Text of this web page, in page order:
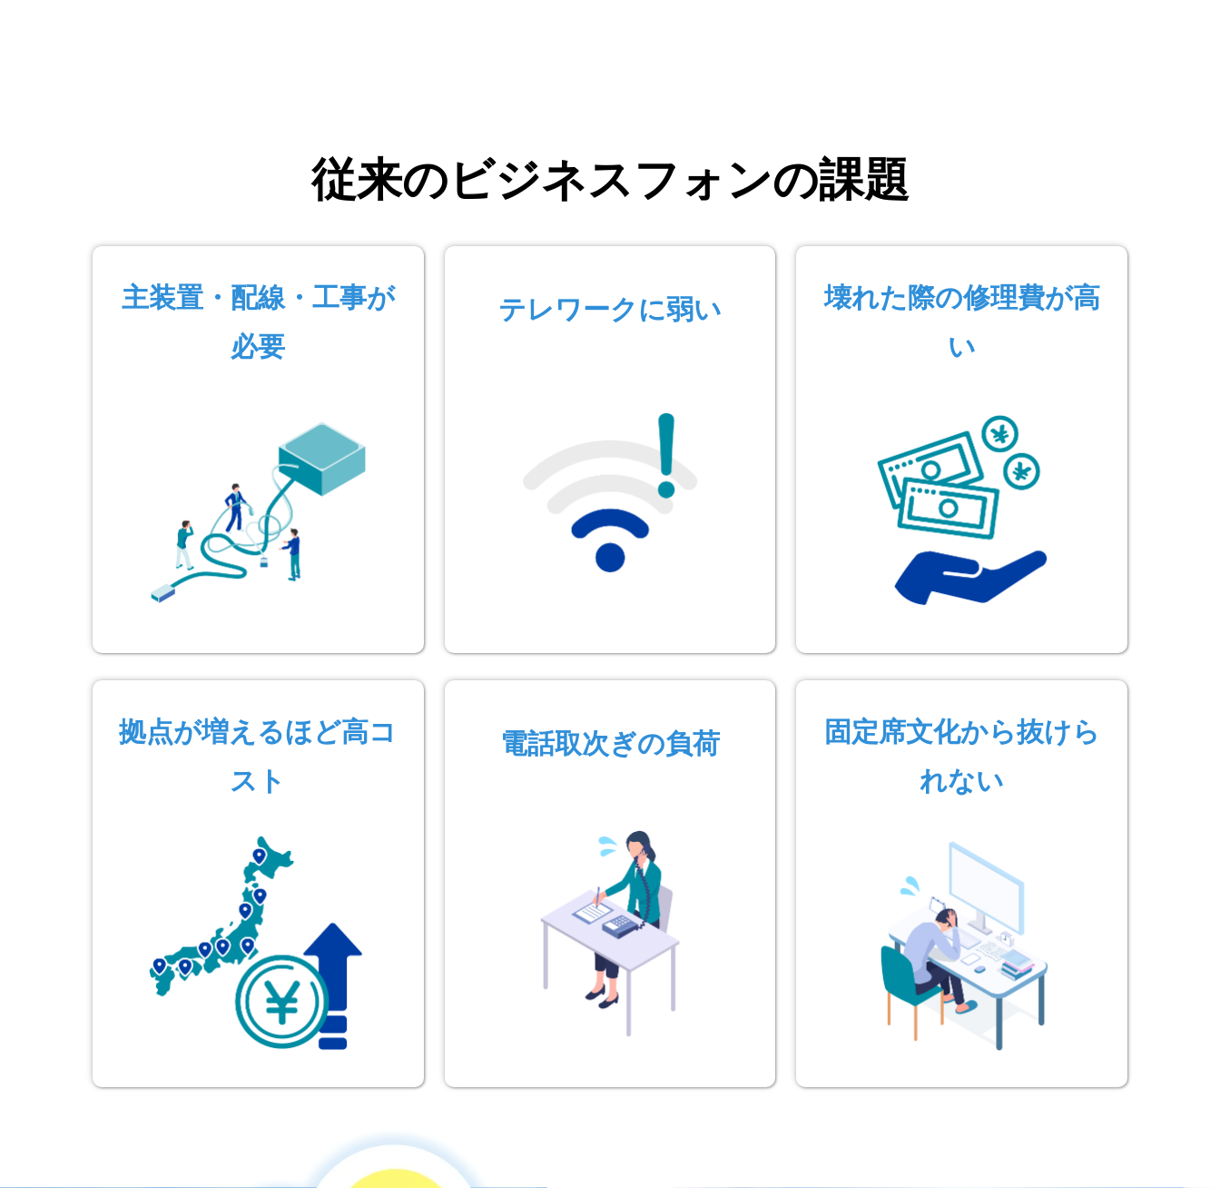
従来のビジネスフォンの課題
主装置・配線・工事が
必要
テレワークに弱い
壊れた際の修理費が高
い
拠点が増えるほど高コ
スト
電話取次ぎの負荷
固定席文化から抜けら
れない